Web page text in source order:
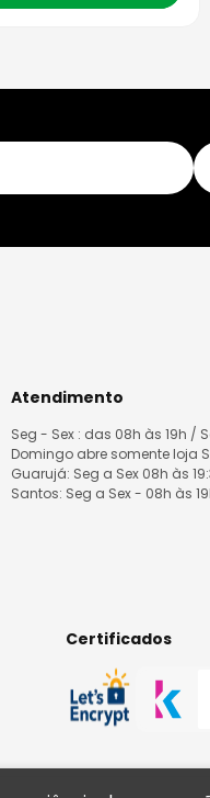
Atendimento
Seg - Sex : das 08h às 19h /
Domingo abre somente loja
Guarujá: Seg a Sex 08h às
Santos: Seg a Sex - 08h às
Certificados